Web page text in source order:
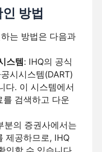
방법
는 방법은 다음과
스템 : IHQ의 공식
시시스템(DART)
다. 이 시스템에서
를 검색하고 다운
분의 증권사에서는
제공하므로, IHQ